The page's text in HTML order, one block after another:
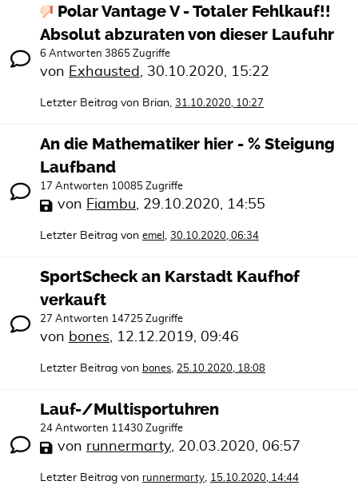
Polar Vantage V - Totaler Fehlkauf!!
Absolut abzuraten von dieser Laufuhr
6 Antworten 3865 Zugriffe
von Exhausted, 30.10.2020, 15:22
Letzter Beitrag von Brian, 31.10.2020, 10:27
An die Mathematiker hier - % Steigung
Laufband
17 Antworten 10085 Zugriffe
von Fiambu, 29.10.2020, 14:55
Letzter Beitrag von emel , 30.10.2020, 06:34
SportScheck an Karstadt Kaufhof
verkauft
27 Antworten 14725 Zugriffe
von bones, 12.12.2019, 09:46
Letzter Beitrag von bones, 25.10.2020, 18:08
Lauf-/Multisportuhren
24 Antworten 11430 Zugriffe
von runnermarty, 20.03.2020, 06:57
Letzter Beitrag von runnermarty, 15.10.2020, 14:44